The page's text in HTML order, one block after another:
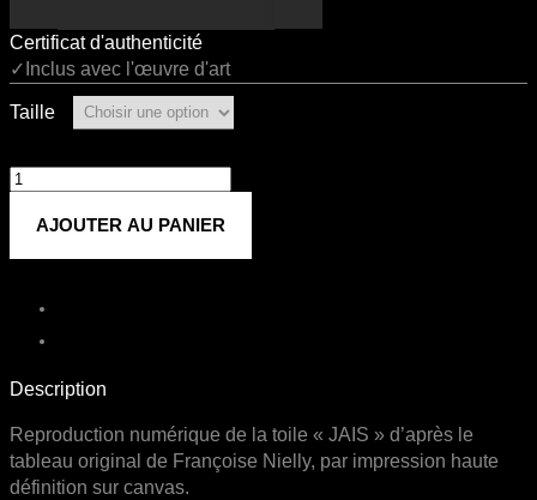
Certificat d'authenticité
✓Inclus avec l'œuvre d'art
Taille
quantité
JaisAJOUTER AU PANIER
Description
Reproduction numérique de la toile « JAIS » d’après le
tableau original de Françoise Nielly, par impression haute
définition sur canvas.